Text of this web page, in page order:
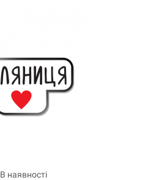
В наявності